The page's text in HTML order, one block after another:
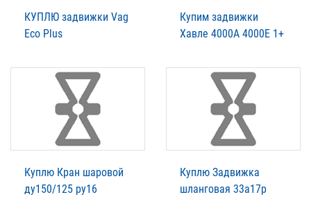
КУПЛЮ задвижки Vag
Eco Plus
Купим задвижки
Xавле 4000А 4000Е 1+
Куплю Кран шаровой
ду150/125 ру16
Куплю Задвижка
шланговая 33а17р